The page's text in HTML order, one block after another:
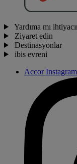
Yardıma mı
Ziyaret edin
Destinasyonlar
ibis evreni
Accor Instagram